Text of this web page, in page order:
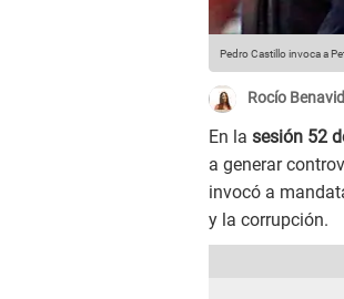
Pedro Castillo invoca a
Rocío
En la sesión 52
a generar
invocó a
y la corrupción.